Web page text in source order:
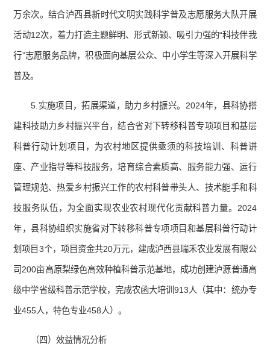
万余次。结合泸西县新时代文明实践科学普及志愿服务大队开展
活动12次，着力打造主题鲜明、形式新颖、吸引力强的“科技伴我
行”志愿服务品牌，积极面向基层公众、中小学生等深入开展科学
普及。
5.实施项目，拓展渠道，助力乡村振兴。2024年，县科协搭
建科技助力乡村振兴平台，结合省对下转移科普专项项目和基层
科普行动计划项目，为农村地区提供亟须的科技培训、科普讲
座、产业指导等科技服务，培育综合素质高、服务能力强、运行
管理规范、热爱乡村振兴工作的农村科普带头人、技术能手和科
技服务队伍，为全面实现农业农村现代化贡献科普力量。2024
年，县科协组织实施省对下转移科普专项项目和基层科普行动计
划项目3个，项目资金共20万元，建成泸西县瑞禾农业发展有限公
司200亩高原梨绿色高效种植科普示范基地，成功创建泸源普通高
级中学省级科普示范学校，完成农函大培训913人（其中：统办专
业455人，特色专业458人）。
（四）效益情况分析